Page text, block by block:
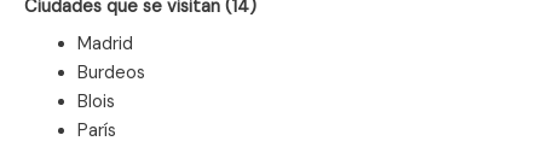
Ciudades que se visitan (14)
Madrid
Burdeos
Blois
París